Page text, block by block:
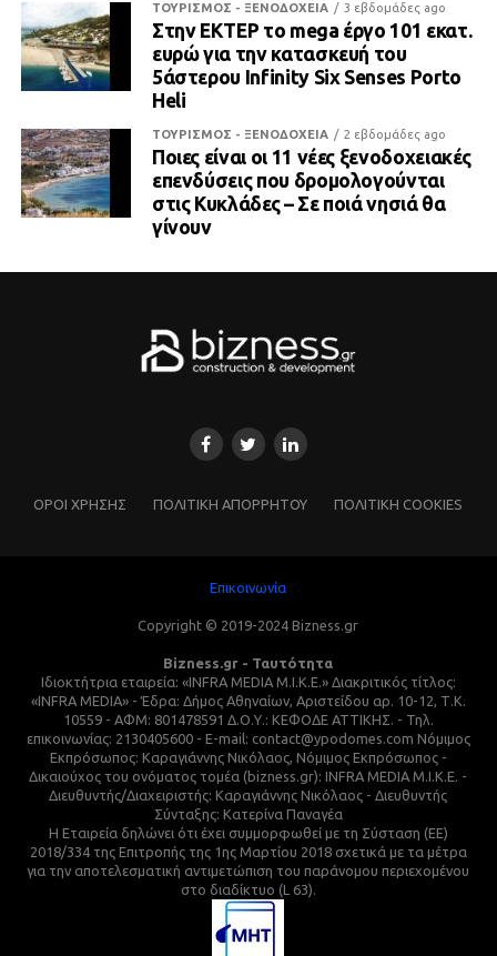
ΤΟΥΡΙΣΜΟΣ - ΞΕΝΟΔΟΧΕΙΑ 3 εβδομάδες ago
Στην ΕΚΤΕΡ το mega έργο 101 εκατ.
ευρώ για την κατασκευή του
5άστερου Infinity Six Senses Porto
Heli
ΤΟΥΡΙΣΜΟΣ - ΞΕΝΟΔΟΧΕΙΑ 2 εβδομάδες ago
Ποιες είναι οι 11 νέες ξενοδοχειακές
επενδύσεις που δρομολογούνται
στις Κυκλάδες – Σε ποιά νησιά θα
γίνουν
ΌΡΟΙ ΧΡΗΣΗΣ ΠΟΛΙΤΙΚΗ ΑΠΟΡΡΗΤΟΥ ΠΟΛΙΤΙΚΗ COOKIES
Επικοινωνία
Copyright © 2019-2024 Bizness.gr
Bizness.gr - Ταυτότητα
Ιδιοκτήτρια εταιρεία: «INFRA MEDIA M.I.K.E.» Διακριτικός τίτλος:
«INFRA MEDIA» - Έδρα: Δήμος Αθηναίων, Αριστείδου αρ. 10-12, Τ.Κ.
10559 - ΑΦΜ: 801478591 Δ.Ο.Υ.: ΚΕΦΟΔΕ ΑΤΤΙΚΗΣ. - Τηλ.
επικοινωνίας: 2130405600 - E-mail: contact@ypodomes.com Νόμιμος
Εκπρόσωπος: Καραγιάννης Νικόλαος, Νόμιμος Εκπρόσωπος -
Δικαιούχος του ονόματος τομέα (bizness.gr): INFRA MEDIA M.I.K.E. -
Διευθυντής/Διαχειριστής: Καραγιάννης Νικόλαος - Διευθυντής
Σύνταξης: Κατερίνα Παναγέα
Η Εταιρεία δηλώνει ότι έχει συμμορφωθεί με τη Σύσταση (ΕΕ)
2018/334 της Επιτροπής της 1ης Μαρτίου 2018 σχετικά με τα μέτρα
για την αποτελεσματική αντιμετώπιση του παράνομου περιεχομένου
στο διαδίκτυο (L 63).